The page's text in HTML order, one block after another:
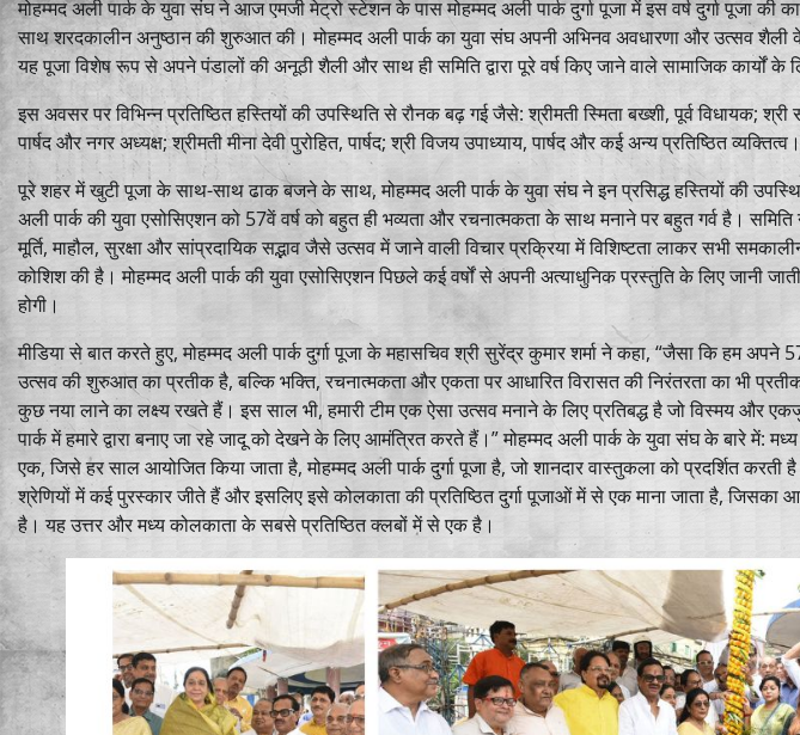
मोहम्मद अली पार्क के युवा संघ ने आज एमजी मेट्रो स्टेशन के पास मोहम्मद अली पार्क दुर्गा पूजा में इस वर्ष दुर्गा पूजा
साथ शरदकालीन अनुष्ठान की शुरुआत की। मोहम्मद अली पार्क का युवा संघ अपनी अभिनव अवधारणा और उत्सव
यह पूजा विशेष रूप से अपने पंडालों की अनूठी शैली और साथ ही समिति द्वारा पूरे वर्ष किए जाने वाले सामाजिक कार्यों के
इस अवसर पर विभिन्न प्रतिष्ठित हस्तियों की उपस्थिति से रौनक बढ़ गई जैसे: श्रीमती स्मिता बख्शी, पूर्व विधायक;
पार्षद और नगर अध्यक्ष; श्रीमती मीना देवी पुरोहित, पार्षद; श्री विजय उपाध्याय, पार्षद और कई अन्य प्रतिष्ठित व्यक्तित्व।
पूरे शहर में खुटी पूजा के साथ-साथ ढाक बजने के साथ, मोहम्मद अली पार्क के युवा संघ ने इन प्रसिद्ध हस्तियों की
अली पार्क की युवा एसोसिएशन को 57वें वर्ष को बहुत ही भव्यता और रचनात्मकता के साथ मनाने पर बहुत गर्व है।
मूर्ति, माहौल, सुरक्षा और सांप्रदायिक सद्भाव जैसे उत्सव में जाने वाली विचार प्रक्रिया में विशिष्टता लाकर सभी
कोशिश की है। मोहम्मद अली पार्क की युवा एसोसिएशन पिछले कई वर्षों से अपनी अत्याधुनिक प्रस्तुति के लिए जानी
होगी।
मीडिया से बात करते हुए, मोहम्मद अली पार्क दुर्गा पूजा के महासचिव श्री सुरेंद्र कुमार शर्मा ने कहा, “जैसा कि हम
उत्सव की शुरुआत का प्रतीक है, बल्कि भक्ति, रचनात्मकता और एकता पर आधारित विरासत की निरंतरता का भी
कुछ नया लाने का लक्ष्य रखते हैं। इस साल भी, हमारी टीम एक ऐसा उत्सव मनाने के लिए प्रतिबद्ध है जो विस्मय और
पार्क में हमारे द्वारा बनाए जा रहे जादू को देखने के लिए आमंत्रित करते हैं।” मोहम्मद अली पार्क के युवा संघ के बारे में:
एक, जिसे हर साल आयोजित किया जाता है, मोहम्मद अली पार्क दुर्गा पूजा है, जो शानदार वास्तुकला को प्रदर्शित करती
श्रेणियों में कई पुरस्कार जीते हैं और इसलिए इसे कोलकाता की प्रतिष्ठित दुर्गा पूजाओं में से एक माना जाता है, जिसका
है। यह उत्तर और मध्य कोलकाता के सबसे प्रतिष्ठित क्लबों में से एक है।